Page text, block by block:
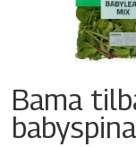
Bama